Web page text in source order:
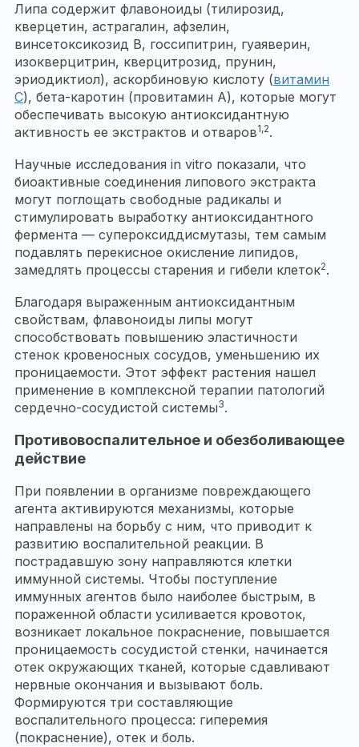
Липа содержит флавоноиды (тилирозид,
кверцетин, астрагалин, афзелин,
винсетоксикозид B, госсипитрин, гуаяверин,
изокверцитрин, кверцитрозид, прунин,
эриодиктиол), аскорбиновую кислоту (витамин
С), бета-каротин (провитамин А), которые могут
обеспечивать высокую антиоксидантную
активность ее экстрактов и отваров1,2.
Научные исследования in vitro показали, что
биоактивные соединения липового экстракта
могут поглощать свободные радикалы и
стимулировать выработку антиоксидантного
фермента — супероксиддисмутазы, тем самым
подавлять перекисное окисление липидов,
замедлять процессы старения и гибели клеток2.
Благодаря выраженным антиоксидантным
свойствам, флавоноиды липы могут
способствовать повышению эластичности
стенок кровеносных сосудов, уменьшению их
проницаемости. Этот эффект растения нашел
применение в комплексной терапии патологий
сердечно-сосудистой системы3.
Противовоспалительное и обезболивающее
действие
При появлении в организме повреждающего
агента активируются механизмы, которые
направлены на борьбу с ним, что приводит к
развитию воспалительной реакции. В
пострадавшую зону направляются клетки
иммунной системы. Чтобы поступление
иммунных агентов было наиболее быстрым, в
пораженной области усиливается кровоток,
возникает локальное покраснение, повышается
проницаемость сосудистой стенки, начинается
отек окружающих тканей, которые сдавливают
нервные окончания и вызывают боль.
Формируются три составляющие
воспалительного процесса: гиперемия
(покраснение), отек и боль.